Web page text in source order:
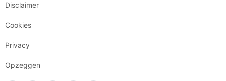
Disclaimer
Cookies
Privacy
Opzeggen